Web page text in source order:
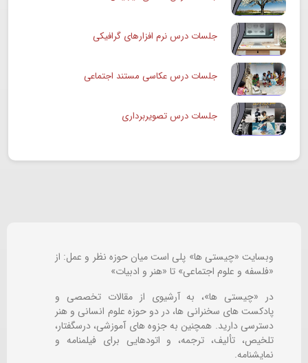
جلسات درس نرم افزارهای گرافیکی
جلسات درس عکاسی مستند اجتماعی
جلسات درس تصویربرداری
وبسایت «چیستی ها» پلی است میان حوزه نظر و عمل: از
«فلسفه و علوم اجتماعی» تا «هنر و ادبیات»
در «چیستی ها»، به آرشیوی از مقالات تخصصی و
پادکست های سخنرانی ها، در دو حوزه علوم انسانی و هنر
دسترسی دارید. همچنین به جزوه های آموزشی، درسگفتار،
تلخیص، تألیف، ترجمه، و اتودهایی برایفیلمنامه و
نمایشنامه.